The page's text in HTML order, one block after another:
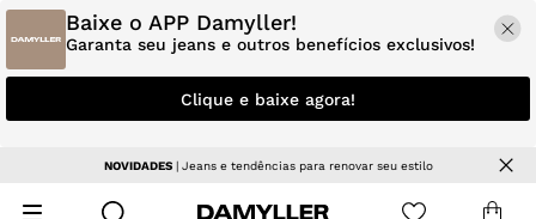
Baixe o APP Damyller!
Garanta seu jeans e outros benefícios exclusivos!
Clique e baixe agora!
NOVIDADES| Jeans e tendências para renovar seu estilo